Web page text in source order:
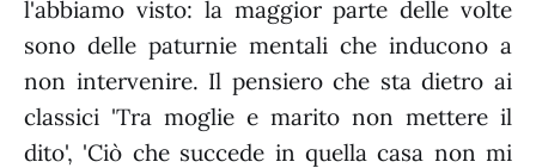
l'abbiamo visto: la maggior parte delle volte
sono delle paturnie mentali che inducono a
non intervenire. Il pensiero che sta dietro ai
classici 'Tra moglie e marito non mettere il
dito', 'Ciò che succede in quella casa non mi